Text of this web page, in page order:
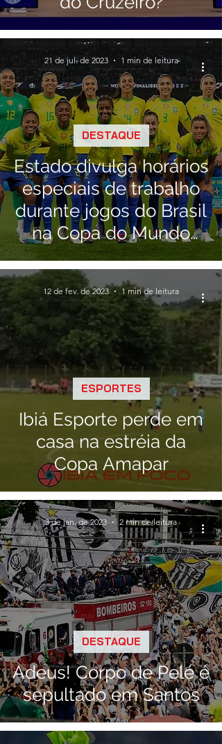
Estado divulga horários
especiais de trabalho
durante jogos do Brasil
na Copa do Mundo
Feminina
DESTAQUE
21 de jul. de 2023 1 min de leitura
Ibiá Esporte perde em
casa na estréia da
Copa Amapar
ESPORTES
12 de fev. de 2023 1 min de leitura
Adeus! Corpo de Pelé é
sepultado em Santos
DESTAQUE
3 de jan. de 2023 2 min de leitura